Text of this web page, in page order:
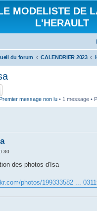
MODELISTE DE
L'HERAULT
du forum CALENDRIER 2023
Premier message non lu • 1 message •
des photos d'Isa
photos/199333582 ...